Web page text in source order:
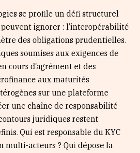
se profile un défi structurel
ignorer : l’interopérabilité
des obligations prudentielles.
soumises aux exigences de
cours d’agrément et des
aux maturités
sur une plateforme
une chaîne de responsabilité
juridiques restent
Qui est responsable du KYC
multi-acteurs ? Qui dépose la